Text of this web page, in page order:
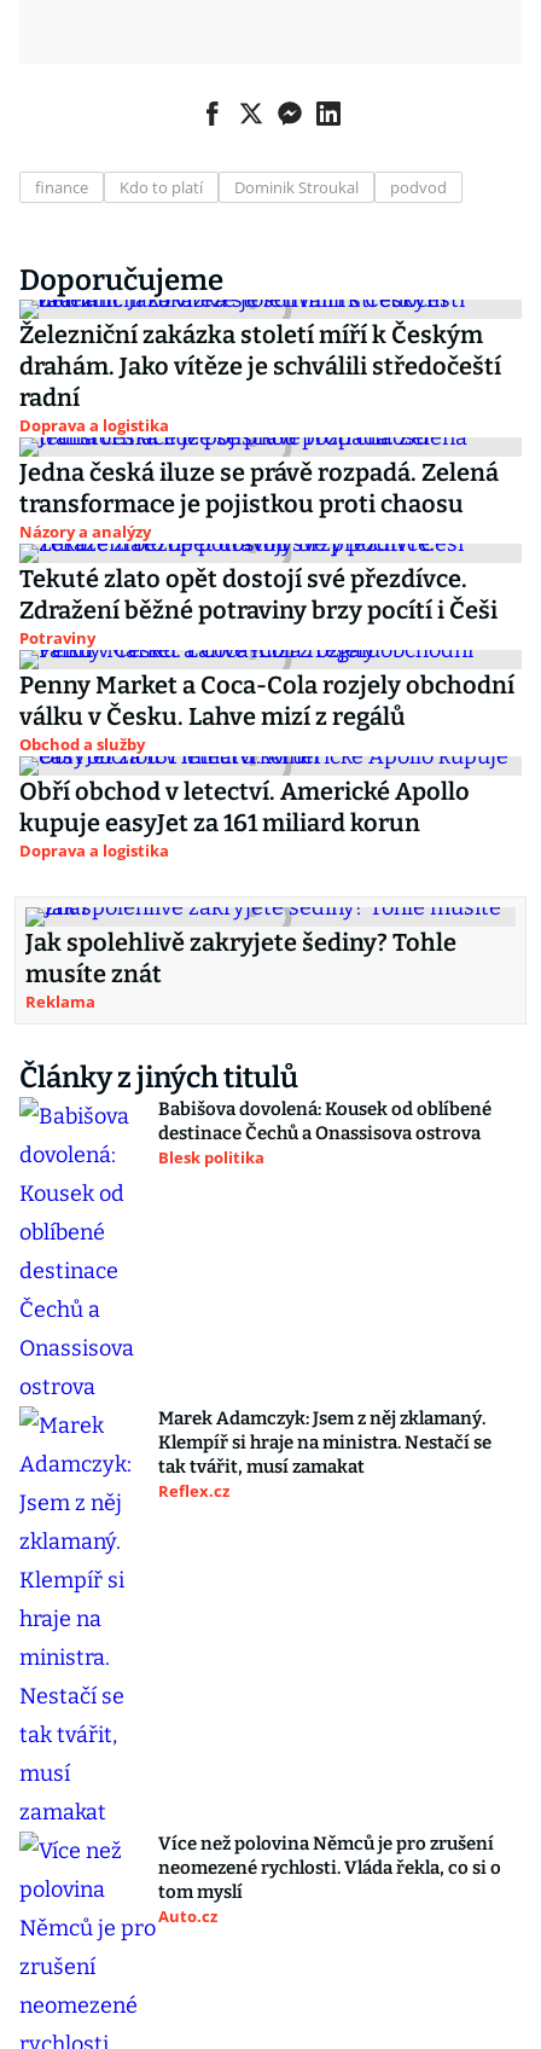
finance Kdo to platí Dominik Stroukal podvod
Doporučujeme
Železniční zakázka století míří k Českým
drahám. Jako vítěze je schválili středočeští
radní
Doprava a logistika
Jedna česká iluze se právě rozpadá. Zelená
transformace je pojistkou proti chaosu
Názory a analýzy
Tekuté zlato opět dostojí své přezdívce.
Zdražení běžné potraviny brzy pocítí i Češi
Potraviny
Penny Market a Coca-Cola rozjely obchodní
válku v Česku. Lahve mizí z regálů
Obchod a služby
Obří obchod v letectví. Americké Apollo
kupuje easyJet za 161 miliard korun
Doprava a logistika
Jak spolehlivě zakryjete šediny? Tohle
musíte znát
Reklama
Články z jiných titulů
Babišova dovolená: Kousek od oblíbené
destinace Čechů a Onassisova ostrova
Blesk politika
Marek Adamczyk: Jsem z něj zklamaný.
Klempíř si hraje na ministra. Nestačí se
tak tvářit, musí zamakat
Reflex.cz
Více než polovina Němců je pro zrušení
neomezené rychlosti. Vláda řekla, co si o
tom myslí
Auto.cz